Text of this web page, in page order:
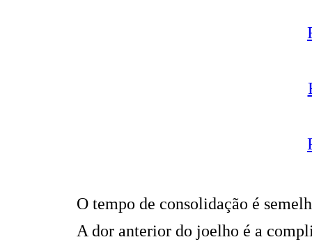
O tempo de consolidação é
A dor anterior do joelho é a